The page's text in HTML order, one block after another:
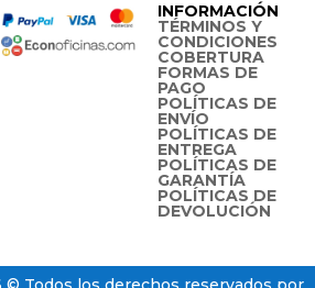
INFORMACIÓN
TÉRMINOS Y
CONDICIONES
COBERTURA
FORMAS DE
PAGO
POLÍTICAS DE
ENVÍO
POLÍTICAS DE
ENTREGA
POLÍTICAS DE
GARANTÍA
POLÍTICAS DE
DEVOLUCIÓN